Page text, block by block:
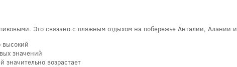
Это связано с пляжным отдыхом на побережье Анталии, Алании
высокий
значений
значительно возрастает